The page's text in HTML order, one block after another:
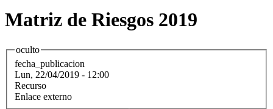
Matriz de Riesgos 2019
oculto
fecha_publicacion
Lun, 22/04/2019 - 12:00
Recurso
Enlace externo